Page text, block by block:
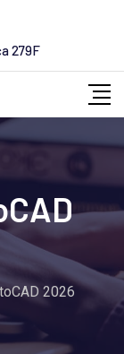
279F
2026